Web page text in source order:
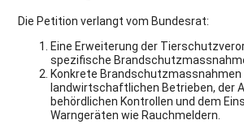
Die Petition verlangt vom Bundesrat:
Eine Erweiterung der
spezifische
Konkrete Brandschutzmassnahmen
landwirtschaftlichen Betrieben, der
behördlichen Kontrollen und dem
Warngeräten wie Rauchmeldern.